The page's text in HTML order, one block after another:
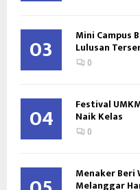
03 Mini Campus
Lulusan
0
04 Festival
Naik Kelas
0
Menaker Beri
Melanggar